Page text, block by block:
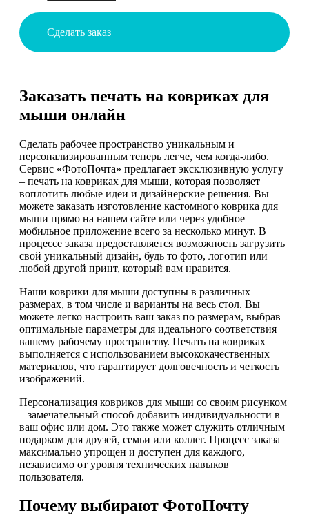
Сделать заказ
Заказать печать на ковриках для
мыши онлайн
Сделать рабочее пространство уникальным и
персонализированным теперь легче, чем когда-либо.
Сервис «ФотоПочта» предлагает эксклюзивную услугу
– печать на ковриках для мыши, которая позволяет
воплотить любые идеи и дизайнерские решения. Вы
можете заказать изготовление кастомного коврика для
мыши прямо на нашем сайте или через удобное
мобильное приложение всего за несколько минут. В
процессе заказа предоставляется возможность загрузить
свой уникальный дизайн, будь то фото, логотип или
любой другой принт, который вам нравится.
Наши коврики для мыши доступны в различных
размерах, в том числе и варианты на весь стол. Вы
можете легко настроить ваш заказ по размерам, выбрав
оптимальные параметры для идеального соответствия
вашему рабочему пространству. Печать на ковриках
выполняется с использованием высококачественных
материалов, что гарантирует долговечность и четкость
изображений.
Персонализация ковриков для мыши со своим рисунком
– замечательный способ добавить индивидуальности в
ваш офис или дом. Это также может служить отличным
подарком для друзей, семьи или коллег. Процесс заказа
максимально упрощен и доступен для каждого,
независимо от уровня технических навыков
пользователя.
Почему выбирают ФотоПочту